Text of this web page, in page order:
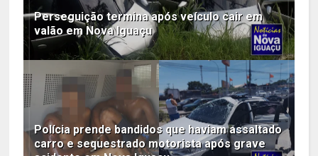
Perseguição termina após veículo cair em
valão em Nova Iguaçu
Polícia prende bandidos que haviam assaltado
carro e sequestrado motorista após grave